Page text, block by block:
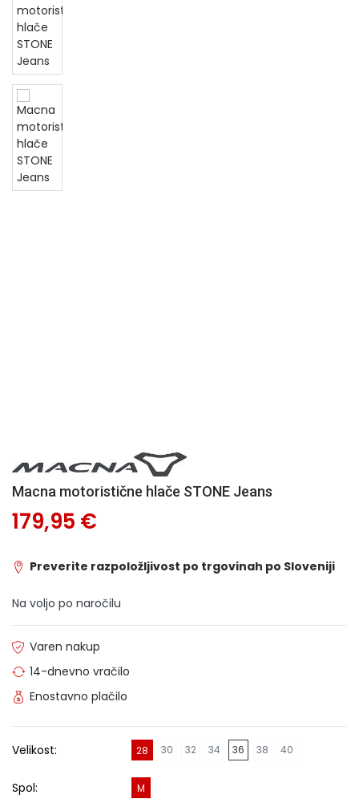
Macna motoristične hlače STONE Jeans
179,95 €
Preverite razpoložljivost po trgovinah po Sloveniji
Na voljo po naročilu
Varen nakup
14-dnevno vračilo
Enostavno plačilo
Velikost: 28 30 32 34 36 38 40
Spol: M